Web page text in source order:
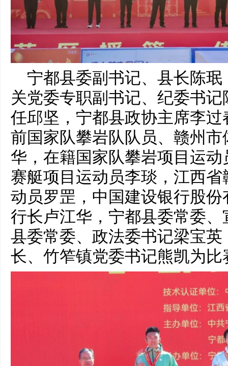
宁都县委副书记、县长陈
关党委专职副书记、纪委书
任邱坚，宁都县政协主席李
前国家队攀岩队队员、赣州
华，在籍国家队攀岩项目运
赛艇项目运动员李琰，江西
动员罗罡，中国建设银行股
行长卢江华，宁都县委常委
县委常委、政法委书记梁宝
长、竹笮镇党委书记熊凯为比